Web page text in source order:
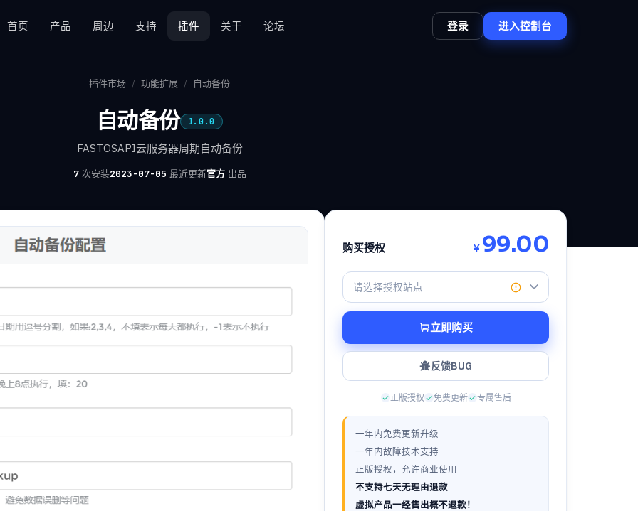
首页 产品 周边 支持 插件 关于 论坛 登录 进入控制台
插件市场 / 功能扩展 / 自动备份
自动备份 1.0.0
FASTOSAPI云服务器周期自动备份
7 次安装2023-07-05 最近更新官方 出品
购买授权 ￥ 99.00
请选择授权站点
立即购买
反馈BUG
正版授权 免费更新 专属售后
一年内免费更新升级
一年内故障技术支持
正版授权，允许商业使用
不支持七天无理由退款
虚拟产品一经售出概不退款！